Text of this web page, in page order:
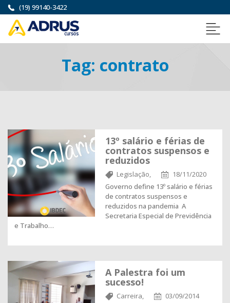
(19) 99140-3422
Tag: contrato
13º salário e férias de
contratos suspensos e
reduzidos
Legislação,
18/11/2020
Governo define 13º salário e férias
de contratos suspensos e
reduzidos na pandemia A
Secretaria Especial de Previdência
e Trabalho…
A Palestra foi um
sucesso!
Carreira,
03/09/2014